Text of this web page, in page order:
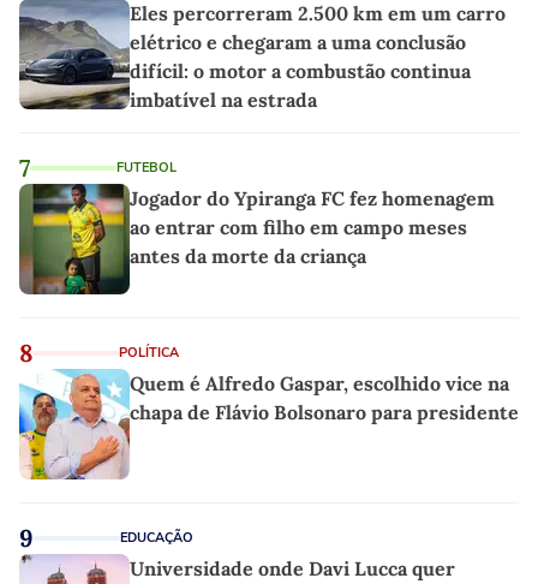
Eles percorreram 2.500 km em um carro
elétrico e chegaram a uma conclusão
difícil: o motor a combustão continua
imbatível na estrada
7 FUTEBOL
Jogador do Ypiranga FC fez homenagem
ao entrar com filho em campo meses
antes da morte da criança
8 POLÍTICA
Quem é Alfredo Gaspar, escolhido vice na
chapa de Flávio Bolsonaro para presidente
9 EDUCAÇÃO
Universidade onde Davi Lucca quer